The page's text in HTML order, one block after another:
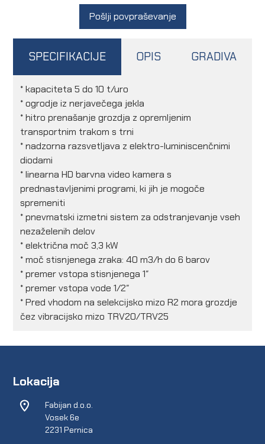
Pošlji povpraševanje
SPECIFIKACIJE OPIS GRADIVA
* kapaciteta 5 do 10 t/uro
* ogrodje iz nerjavečega jekla
* hitro prenašanje grozdja z opremljenim
transportnim trakom s trni
* nadzorna razsvetljava z elektro-luminiscenčnimi
diodami
* linearna HD barvna video kamera s
prednastavljenimi programi, ki jih je mogoče
spremeniti
* pnevmatski izmetni sistem za odstranjevanje vseh
nezaželenih delov
* električna moč 3,3 kW
* moč stisnjenega zraka: 40 m3/h do 6 barov
* premer vstopa stisnjenega 1″
* premer vstopa vode 1/2″
* Pred vhodom na selekcijsko mizo R2 mora grozdje
čez vibracijsko mizo TRV20/TRV25
Lokacija
Fabijan d.o.o.
Vosek 6e
2231 Pernica